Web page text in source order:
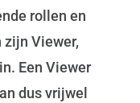
rollen en
zijn Viewer,
Een Viewer
dus vrijwel